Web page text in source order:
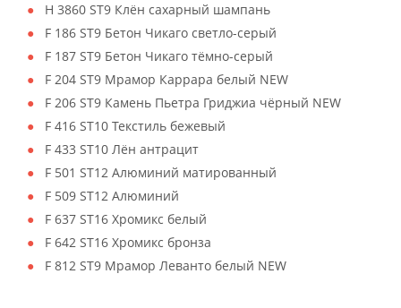
H 3860 ST9 Клён сахарный шампань
F 186 ST9 Бетон Чикаго светло-серый
F 187 ST9 Бетон Чикаго тёмно-серый
F 204 ST9 Мрамор Каррара белый NEW
F 206 ST9 Камень Пьетра Гриджиа чёрный NEW
F 416 ST10 Текстиль бежевый
F 433 ST10 Лён антрацит
F 501 ST12 Алюминий матированный
F 509 ST12 Алюминий
F 637 ST16 Хромикс белый
F 642 ST16 Хромикс бронза
F 812 ST9 Мрамор Леванто белый NEW